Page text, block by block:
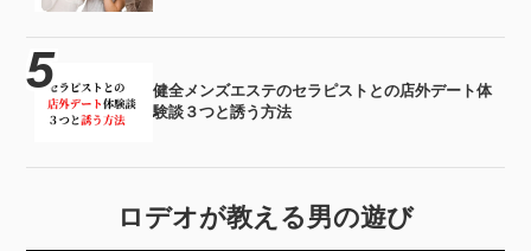
健全メンズエステのセラピストとの店外デート体
験談３つと誘う方法
ロデオが教える男の遊び